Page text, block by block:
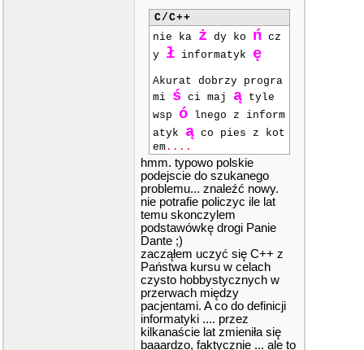
ablica_3D
<< "\t"
<<t
ablica_3D[ 2 ][ 3
brea
;
casepra
ce:
goto
xy( 1, 9 );
cout
<<tablica_3D[ 3 ]
0
] << "\t"
<<t
ablica_3D[ 3
<< "\n"
ablica_3D[ 3 ][ 2 ]
<< "\t"
<<t
ablica_3D[ 3 ] [ 3
]
<< "\n" ;
brea
k;
casepau
C/C++
nie ka ż dy ko ń cz
y ł informatyk ę
Akurat dobrzy progra
mi ś ci maj ą tyle
wsp ó lnego z inform
atyk ą co pies z kot
em ....
hmm. typowo polskie
podejscie do szukanego
problemu... znaleźć nowy.
nie potrafie policzyc ile lat
temu skonczylem
podstawówkę drogi Panie
Dante ;)
zacząłem uczyć się C++ z
Państwa kursu w celach
czysto hobbystycznych w
przerwach między
pacjentami. A co do definicji
informatyki .... przez
kilkanaście lat zmieniła się
baaardzo, faktycznie ... ale to